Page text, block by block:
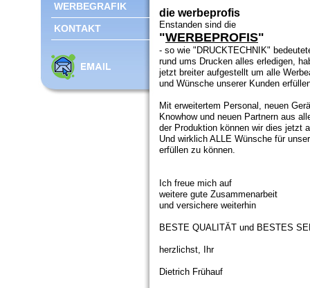
WERBEGRAFIK
KONTAKT
die werbeprofis
Enstanden sind die
"WERBEPROFIS"
- so wie "DRUCKTECHNIK"
rund ums Drucken alles erledigen,
jetzt breiter aufgestellt um alle
und Wünsche unserer Kunden
Mit erweitertem Personal, neuen
Knowhow und neuen Partnern aus
der Produktion können wir dies jetzt
Und wirklich ALLE Wünsche für
erfüllen zu können.
Ich freue mich auf
weitere gute Zusammenarbeit
und versichere weiterhin
BESTE QUALITÄT und BESTES
herzlichst, Ihr
Dietrich Frühauf